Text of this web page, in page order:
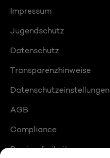
Impressum
Jugendschutz
Datenschutz
Transparenzhinweise
Datenschutzeinstellungen
AGB
Compliance
Barrierefreiheit